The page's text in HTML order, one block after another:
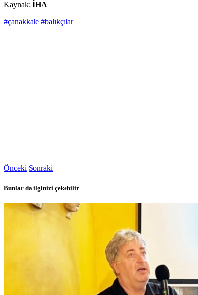
Kaynak: İHA
#çanakkale #balıkçılar
Önceki Sonraki
Bunlar da ilginizi çekebilir